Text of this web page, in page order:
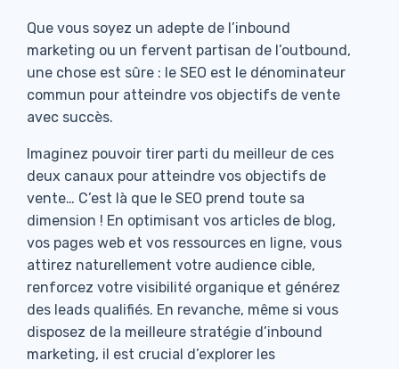
Que vous soyez un adepte de l’inbound
marketing ou un fervent partisan de l’outbound,
une chose est sûre : le SEO est le dénominateur
commun pour atteindre vos objectifs de vente
avec succès.
Imaginez pouvoir tirer parti du meilleur de ces
deux canaux pour atteindre vos objectifs de
vente… C’est là que le SEO prend toute sa
dimension ! En optimisant vos articles de blog,
vos pages web et vos ressources en ligne, vous
attirez naturellement votre audience cible,
renforcez votre visibilité organique et générez
des leads qualifiés. En revanche, même si vous
disposez de la meilleure stratégie d’inbound
marketing, il est crucial d’explorer les